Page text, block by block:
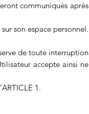
communiqués après
son espace personnel.
de toute interruption
accepte ainsi ne
1.